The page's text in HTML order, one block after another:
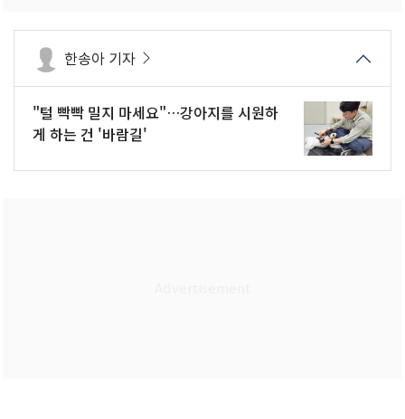
한송아 기자
"털 빡빡 밀지 마세요"…강아지를 시원하
게 하는 건 '바람길'